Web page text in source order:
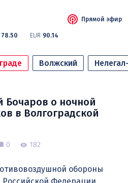
78.50 EUR 90.14
Прямой эфир
Волжский
Бочаров о ночной
в Волгоградской
0 182
обороны